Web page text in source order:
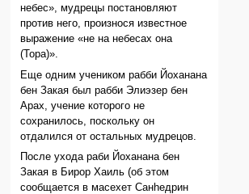
небес», мудрецы постановляют
против него, произнося известное
выражение «не на небесах она
(Тора)».
Еще одним учеником рабби Йоханана
бен Закая был рабби Элиэзер бен
Арах, учение которого не
сохранилось, поскольку он
отдалился от остальных мудрецов.
После ухода раби Йоханана бен
Закая в Бирор Хаиль (об этом
сообщается в масехет Санhедрин